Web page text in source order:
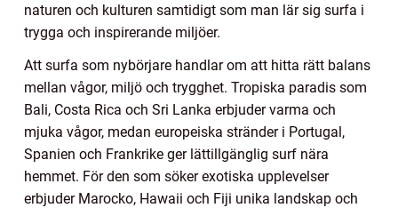
naturen och kulturen samtidigt som man lär sig surfa i
trygga och inspirerande miljöer.
Att surfa som nybörjare handlar om att hitta rätt balans
mellan vågor, miljö och trygghet. Tropiska paradis som
Bali, Costa Rica och Sri Lanka erbjuder varma och
mjuka vågor, medan europeiska stränder i Portugal,
Spanien och Frankrike ger lättillgänglig surf nära
hemmet. För den som söker exotiska upplevelser
erbjuder Marocko, Hawaii och Fiji unika landskap och